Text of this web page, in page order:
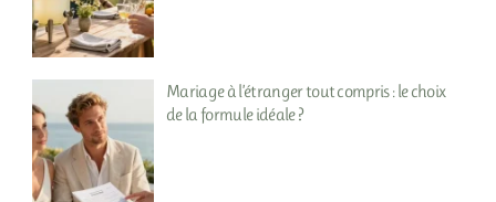
Mariage à l’étranger tout compris : le choix
de la formule idéale ?